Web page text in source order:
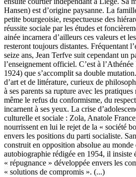
Hansen) est d’origine paysanne. La
petite bourgeoisie, respectueuse des
réussite sociale par les études et
ainée incarnera d’ailleurs ces valeurs et
resteront toujours distantes. Fréquentant
seize ans, Jean Terfve suit cependant un
l’enseignement officiel. C’est à
1924) que s’accomplit sa double
d’art et de littérature, curieux de
à ses parents sa rupture avec les
même le refus du conformisme, du
incarnent à ses yeux. La crise
culturelle et sociale : Zola, Anatole
nourrissent en lui le rejet de la « société
envers les positions du parti socialiste.
construit en opposition absolue au monde
autobiographie rédigée en 1954, il insiste
« répugnance » développée envers les
« solutions de compromis ». (...)